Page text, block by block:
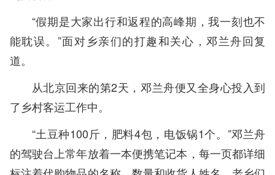
“假期是大家出行和返程的高峰期，我一刻也不
能耽误。”面对乡亲们的打趣和关心，邓兰舟回复
道。
从北京回来的第2天，邓兰舟便又全身心投入到
了乡村客运工作中。
“土豆种100斤，肥料4包，电饭锅1个。”邓兰舟
的驾驶台上常年放着一本便携笔记本，每一页都详细